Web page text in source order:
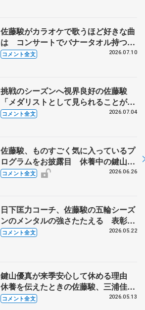
佐藤駿がカラオケで歌うほど好きな曲
は コンサートでバナータオル持つ観
客に感謝 【オリンピックコンサー
コメント全文 2026.07.10
挑戦のシーズンへ視界良好の佐藤駿
「メダリストとして見られることが自
信につながる」【全日本シニア強化合
コメント全文 2026.07.04
佐藤駿、ものすごく気に入っているプ
ログラムをお披露目 休養中の鍵山優
真と話していることは 【ドリーム・
コメント全文 2026.06.26
日下匡力コーチ、佐藤駿の五輪シーズ
ンのメンタルの強さたたえる 表彰式
に2人で出席 【上尾市栄誉賞】
コメント全文 2026.05.22
鍵山優真が来季安心して休める理由
休養を伝えたときの佐藤駿、三浦佳生
の反応は 【横浜市スポーツ栄誉賞・
コメント全文 2026.05.13